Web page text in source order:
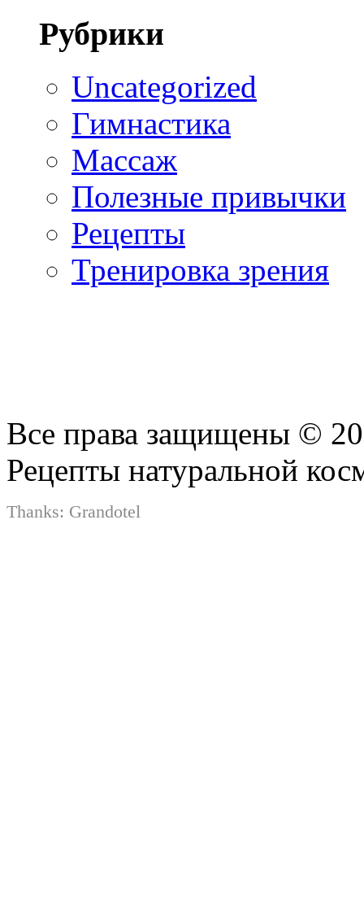
Рубрики
Uncategorized
Гимнастика
Массаж
Полезные привычки
Рецепты
Тренировка зрения
Все права защищены ©
Рецепты натуральной
Thanks: Grandotel